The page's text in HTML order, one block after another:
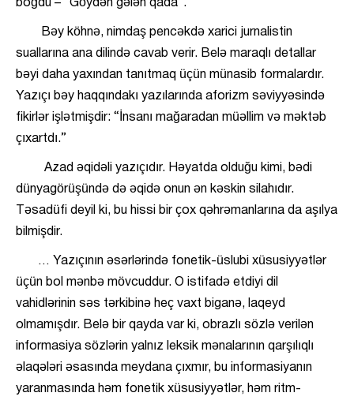
boğdu – “Göydən gələn qada”.
Bəy köhnə, nimdaş pencəkdə xarici jurnalistin
suallarına ana dilində cavab verir. Belə maraqlı detallar
bəyi daha yaxından tanıtmaq üçün münasib formalardır.
Yazıçı bəy haqqındakı yazılarında aforizm səviyyəsində
fikirlər işlətmişdir: “İnsanı mağaradan müəllim və məktəb
çıxartdı.”
Azad əqidəli yazıçıdır. Həyatda olduğu kimi, bədi
dünyagörüşündə də əqidə onun ən kəskin silahıdır.
Təsadüfi deyil ki, bu hissi bir çox qəhrəmanlarına da aşılya
bilmişdir.
… Yazıçının əsərlərində fonetik-üslubi xüsusiyyətlər
üçün bol mənbə mövcuddur. O istifadə etdiyi dil
vahidlərinin səs tərkibinə heç vaxt biganə, laqeyd
olmamışdır. Belə bir qayda var ki, obrazlı sözlə verilən
informasiya sözlərin yalnız leksik mənalarının qarşılıqlı
əlaqələri əsasında meydana çıxmır, bu informasiyanın
yaranmasında həm fonetik xüsusiyyətlər, həm ritm-